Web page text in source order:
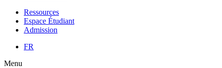
Ressources
Espace Étudiant
Admission
FR
Menu